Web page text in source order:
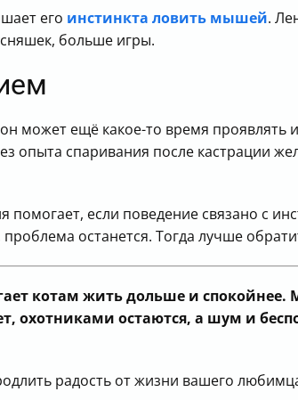
его инстинкта ловить мышей.
больше игры.
может ещё какое-то время
опыта спаривания после кастрации
если поведение связано с
останется. Тогда лучше
котам жить дольше и спокойнее.
охотниками остаются, а шум и
радость от жизни вашего